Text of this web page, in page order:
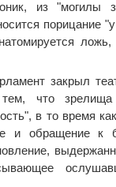
из "могилы
порицание
закрыл
тем, что
в то время
и обращение к